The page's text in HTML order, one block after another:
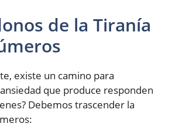
de la Tiranía
existe un camino para
que produce responden
Debemos trascender la